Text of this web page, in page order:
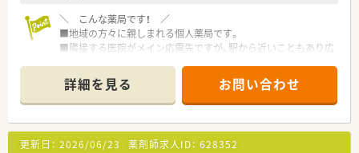
＼ こんな薬局です！ ／
■地域の方々に親しまれる個人薬局です。
■隣接する医院がメイン応需先ですが、駅から近いこともあり広
きます！
詳細を見る お問い合わせ
更新日： 2026/06/23 薬剤師求人ID： 628352